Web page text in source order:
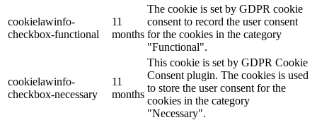
cookielawinfo-
checkbox-functional
11
months
The cookie is set by GDPR cookie
consent to record the user consent
for the cookies in the category
"Functional".
cookielawinfo-
checkbox-necessary
11
months
This cookie is set by GDPR Cookie
Consent plugin. The cookies is used
to store the user consent for the
cookies in the category
"Necessary".